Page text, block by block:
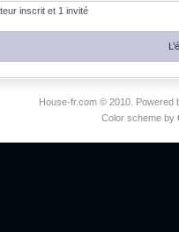
inscrit et 1 invité
House-fr.com © 2010. Powered
Color scheme by